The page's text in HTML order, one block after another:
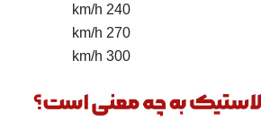
240 km/h
270 km/h
300 km/h